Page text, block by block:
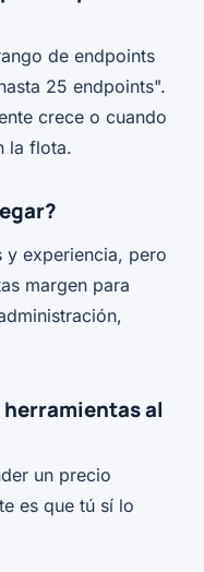
de endpoints
25 endpoints".
crece o cuando
la flota.
y experiencia, pero
margen para
al
un precio
es que tú sí lo